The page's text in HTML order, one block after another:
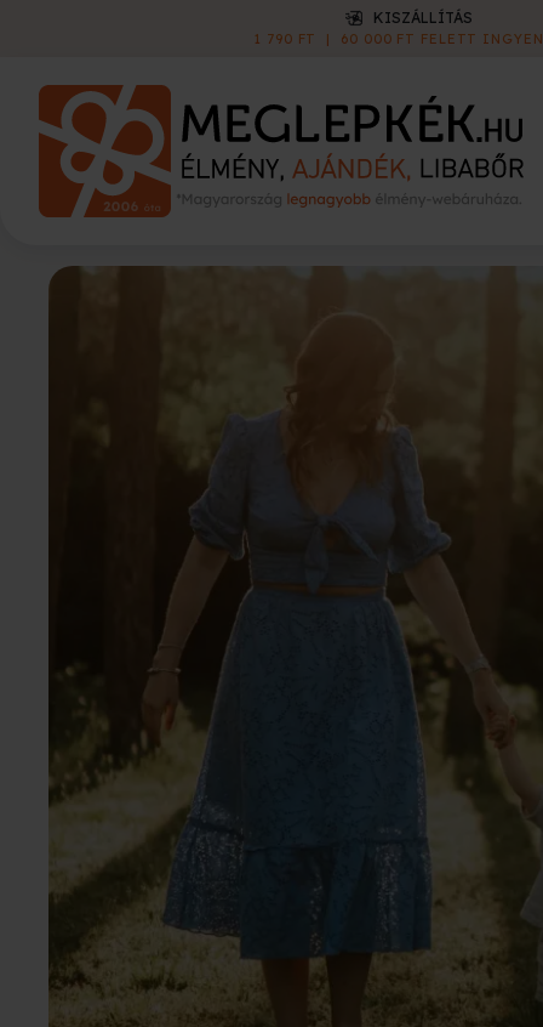
KISZÁLLÍTÁS
1 790 FT 60 000 FT FELETT